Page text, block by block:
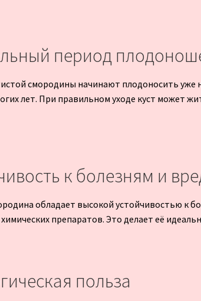
период
смородины начинают плодоносить уже
лет. При правильном уходе куст может
к болезням и
обладает высокой устойчивостью к
препаратов. Это делает её
польза